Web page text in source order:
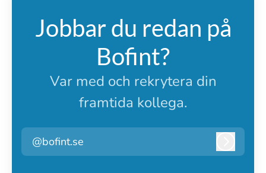
Jobbar du redan på
Bofint?
Var med och rekrytera din
framtida kollega.
@bofint.se